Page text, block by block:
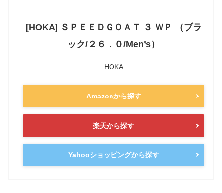
[HOKA] ＳＰＥＥＤＧＯＡＴ ３ ＷＰ （ブラ
ック/２６．０/Men’s）
HOKA
Amazonから探す
楽天から探す
Yahooショッピングから探す